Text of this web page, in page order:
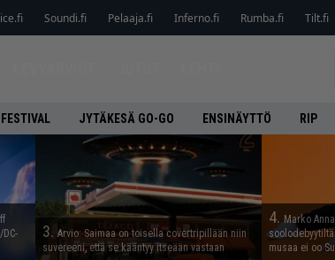
Soundi.fi Pelaaja.fi Inferno.fi Rumba.fi Tilt.fi
JYTÄKESÄ GO-GO ENSINÄYTTÖ RIP
3. Arvio: Saimaa on toisella covertripillään niin
suvereeni, että se kääntyy itseään vastaan
4. Marko
musaa ei oo